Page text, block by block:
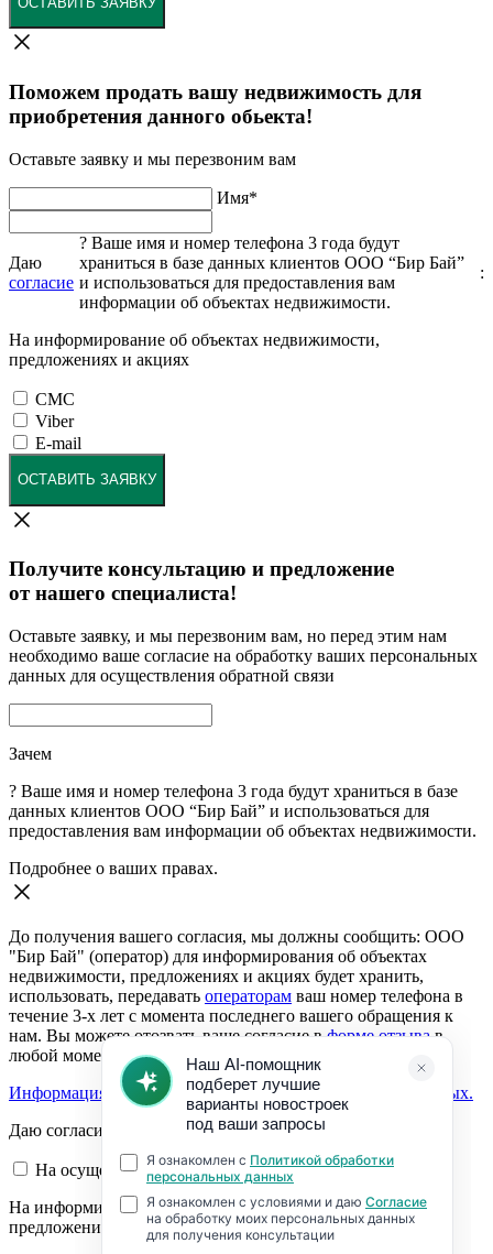
Поможем продать вашу недвижимость для
приобретения данного обьекта!
Оставьте заявку и мы перезвоним вам
Имя*
Даю
согласие
? Ваше имя и номер телефона 3 года будут
храниться в базе данных клиентов ООО “Бир Бай”
и использоваться для предоставления вам
информации об объектах недвижимости.
:
На информирование об объектах недвижимости,
предложениях и акциях
СМС
Viber
E-mail
ОСТАВИТЬ ЗАЯВКУ
Получите консультацию и предложение
от нашего специалиста!
Оставьте заявку, и мы перезвоним вам, но перед этим нам
необходимо ваше согласие на обработку ваших персональных
данных для осуществления обратной связи
Зачем
? Ваше имя и номер телефона 3 года будут храниться в базе
данных клиентов ООО “Бир Бай” и использоваться для
предоставления вам информации об объектах недвижимости.
Подробнее о ваших правах.
До получения вашего согласия, мы должны сообщить: ООО
"Бир Бай" (оператор) для информирования об объектах
недвижимости, предложениях и акциях будет хранить,
использовать, передавать операторам ваш номер телефона в
течение 3-х лет с момента последнего вашего обращения к
нам. Вы можете отозвать ваше согласие вформе отзывав
любой момент.
Информация о согласии на обработку персональных данных.
Даю согласие:
На осуществление обратной связи
На информирование об объектах недвижимости,
предложениях и акциях